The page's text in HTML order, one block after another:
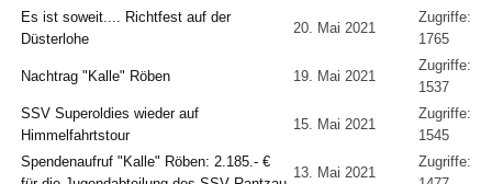
Es ist soweit.... Richtfest auf der
Düsterlohe
20. Mai 2021
Zugriffe:
1765
Nachtrag "Kalle" Röben 19. Mai 2021
Zugriffe:
1537
SSV Superoldies wieder auf
Himmelfahrtstour
15. Mai 2021
Zugriffe:
1545
Spendenaufruf "Kalle" Röben: 2.185.- €
13. Mai 2021
Zugriffe: